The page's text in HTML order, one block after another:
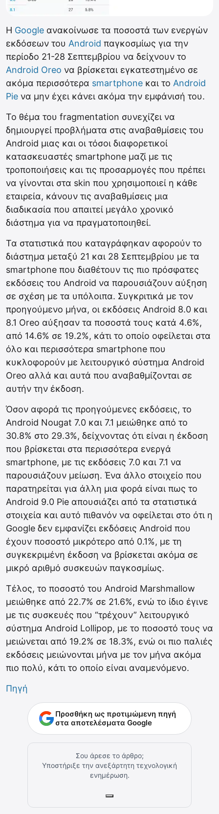
Η Google ανακοίνωσε τα ποσοστά των ενεργών
εκδόσεων του Android παγκοσμίως για την
περίοδο 21-28 Σεπτεμβρίου να δείχνουν το
Android Oreo να βρίσκεται εγκατεστημένο σε
ακόμα περισσότερα smartphone και το Android
Pie να μην έχει κάνει ακόμα την εμφάνισή του.
Το θέμα του fragmentation συνεχίζει να
δημιουργεί προβλήματα στις αναβαθμίσεις του
Android μιας και οι τόσοι διαφορετικοί
κατασκευαστές smartphone μαζί με τις
τροποποιήσεις και τις προσαρμογές που πρέπει
να γίνονται στα skin που χρησιμοποιεί η κάθε
εταιρεία, κάνουν τις αναβαθμίσεις μια
διαδικασία που απαιτεί μεγάλο χρονικό
διάστημα για να πραγματοποιηθεί.
Τα στατιστικά που καταγράφηκαν αφορούν το
διάστημα μεταξύ 21 και 28 Σεπτεμβρίου με τα
smartphone που διαθέτουν τις πιο πρόσφατες
εκδόσεις του Android να παρουσιάζουν αύξηση
σε σχέση με τα υπόλοιπα. Συγκριτικά με τον
προηγούμενο μήνα, οι εκδόσεις Android 8.0 και
8.1 Oreo αύξησαν τα ποσοστά τους κατά 4.6%,
από 14.6% σε 19.2%, κάτι το οποίο οφείλεται στα
όλο και περισσότερα smartphone που
κυκλοφορούν με λειτουργικό σύστημα Android
Oreo αλλά και αυτά που αναβαθμίζονται σε
αυτήν την έκδοση.
Όσον αφορά τις προηγούμενες εκδόσεις, το
Android Nougat 7.0 και 7.1 μειώθηκε από το
30.8% στο 29.3%, δείχνοντας ότι είναι η έκδοση
που βρίσκεται στα περισσότερα ενεργά
smartphone, με τις εκδόσεις 7.0 και 7.1 να
παρουσιάζουν μείωση. Ένα άλλο στοιχείο που
παρατηρείται για άλλη μια φορά είναι πως το
Android 9.0 Pie απουσιάζει από τα στατιστικά
στοιχεία και αυτό πιθανόν να οφείλεται στο ότι η
Google δεν εμφανίζει εκδόσεις Android που
έχουν ποσοστό μικρότερο από 0.1%, με τη
συγκεκριμένη έκδοση να βρίσκεται ακόμα σε
μικρό αριθμό συσκευών παγκοσμίως.
Τέλος, το ποσοστό του Android Marshmallow
μειώθηκε από 22.7% σε 21.6%, ενώ το ίδιο έγινε
με τις συσκευές που “τρέχουν” λειτουργικό
σύστημα Android Lollipop, με το ποσοστό τους να
μειώνεται από 19.2% σε 18.3%, ενώ οι πιο παλιές
εκδόσεις μειώνονται μήνα με τον μήνα ακόμα
πιο πολύ, κάτι το οποίο είναι αναμενόμενο.
Πηγή
Προσθήκη ως προτιμώμενη πηγή
στα αποτελέσματα Google
Σου άρεσε το άρθρο;
Υποστήριξε την ανεξάρτητη τεχνολογική
ενημέρωση.